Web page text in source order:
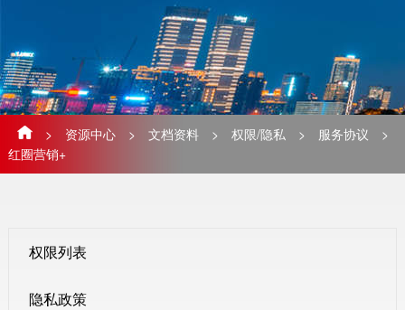
> 资源中心 > 文档资料 > 权限/隐私 > 服务协议
>
红圈营销+
权限列表
隐私政策